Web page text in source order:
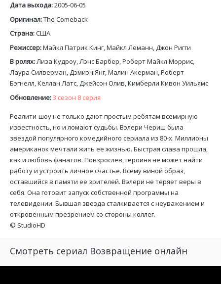
Дата выхода:2005-06-05
Оригинал:The Comeback
Страна:США
Режиссер:Майкл Патрик Кинг, Майкл Леманн, Джон Ригги
В ролях:Лиза Кудроу, Лэнс Барбер, Роберт Майкл Моррис,
Лаура Силверман, Дэмиэн Янг, Малин Акерман, Роберт
Бэгнелл, Келлан Латс, Джейсон Олив, Кимберли Кивон Уильямс
Обновление:3 сезон 8 серия
Реалити-шоу не только дают простым ребятам всемирную
известность, но и ломают судьбы. Вэлери Чериш была
звездой популярного комедийного сериала из 80-х. Миллионы
американок мечтали жить ее жизнью. Быстрая слава прошла,
как и любовь фанатов. Повзрослев, героиня не может найти
работу и устроить личное счастье. Всему виной образ,
оставшийся в памяти ее зрителей. Вэлери не теряет веры в
себя. Она готовит запуск собственной программы на
телевидении. Бывшая звезда сталкивается с неуважением и
откровенным презрением со стороны коллег.
© StudioHD
Смотреть сериал Возвращение онлайн